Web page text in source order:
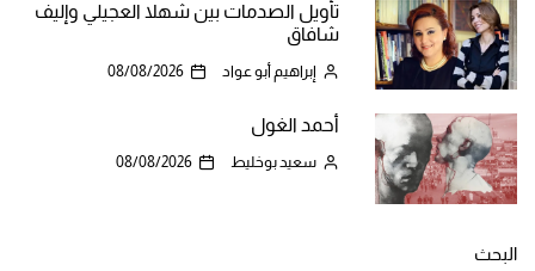
تأويل الصدمات بين شهلا العجيلي وإليف
شافاق
إبراهيم أبو عواد 08/08/2026
أحمد الغول
سعيد بوخليط 08/08/2026
البحث